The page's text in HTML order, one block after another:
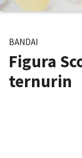
BANDAI
Figura
ternurin